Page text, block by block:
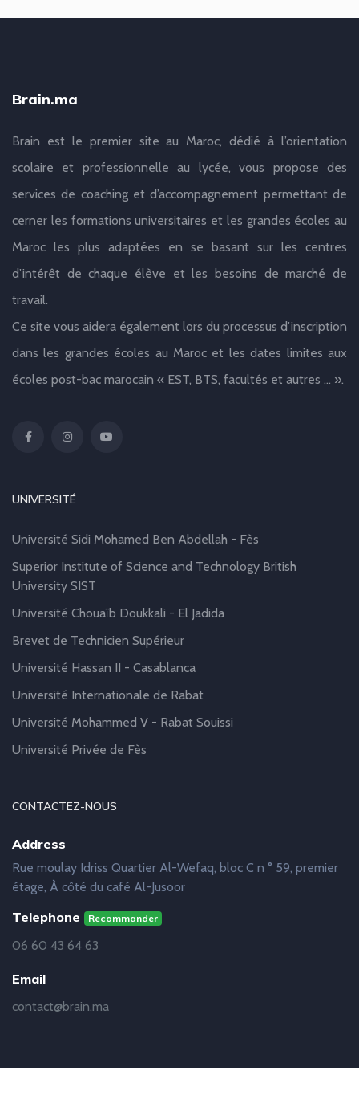
Brain.ma
Brain est le premier site au Maroc, dédié à l’orientation
scolaire et professionnelle au lycée, vous propose des
services de coaching et d’accompagnement permettant de
cerner les formations universitaires et les grandes écoles au
Maroc les plus adaptées en se basant sur les centres
d’intérêt de chaque élève et les besoins de marché de
travail.
Ce site vous aidera également lors du processus d’inscription
dans les grandes écoles au Maroc et les dates limites aux
écoles post-bac marocain « EST, BTS, facultés et autres … ».
UNIVERSITÉ
Université Sidi Mohamed Ben Abdellah - Fès
Superior Institute of Science and Technology British
University SIST
Université Chouaïb Doukkali - El Jadida
Brevet de Technicien Supérieur
Université Hassan II - Casablanca
Université Internationale de Rabat
Université Mohammed V - Rabat Souissi
Université Privée de Fès
CONTACTEZ-NOUS
Address
Rue moulay Idriss Quartier Al-Wefaq, bloc C n ° 59, premier
étage, À côté du café Al-Jusoor
Telephone Recommander
06 60 43 64 63
Email
contact@brain.ma